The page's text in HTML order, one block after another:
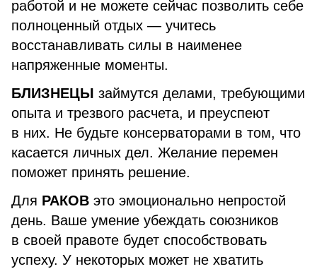
работой и не можете сейчас позволить себе
полноценный отдых — учитесь
восстанавливать силы в наименее
напряженные моменты.
БЛИЗНЕЦЫ займутся делами, требующими
опыта и трезвого расчета, и преуспеют
в них. Не будьте консерваторами в том, что
касается личных дел. Желание перемен
поможет принять решение.
Для РАКОВ это эмоционально непростой
день. Ваше умение убеждать союзников
в своей правоте будет способствовать
успеху. У некоторых может не хватить